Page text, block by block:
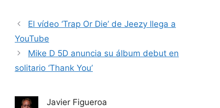
El vídeo ‘Trap Or Die’ de Jeezy llega a
YouTube
Mike D 5D anuncia su álbum debut en
solitario ‘Thank You’
Javier Figueroa